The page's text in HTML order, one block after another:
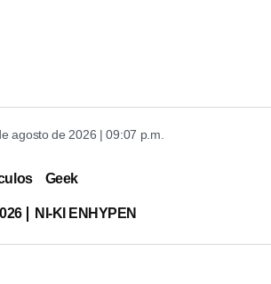
agosto de 2026 | 09:07 p.m.
Geek
NI-KI ENHYPEN